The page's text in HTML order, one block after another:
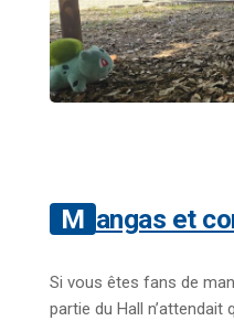
Mangas et
Si vous êtes fans de
partie du Hall n’attendait